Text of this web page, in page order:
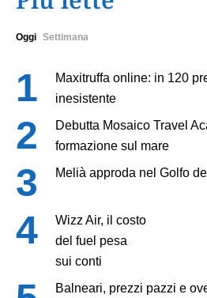
Oggi Settimana
Maxitruffa online: in 120
inesistente
Debutta Mosaico Travel
formazione sul mare
Melià approda nel Golfo
Wizz Air, il costo
del fuel pesa
sui conti
Balneari, prezzi pazzi e